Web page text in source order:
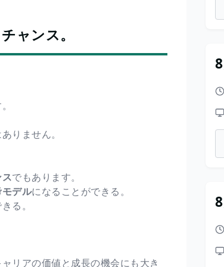
ャンス。
りません。
でもあります。
デルになることができる。
る。
リアの価値と成長の機会にも大き
8
8